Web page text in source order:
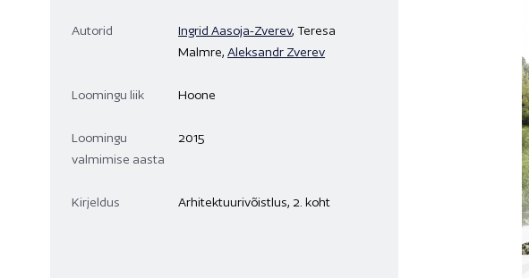
Autorid Ingrid Aasoja-Zverev, Teresa
Malmre,Aleksandr Zverev
Loomingu liik Hoone
Loomingu
valmimise aasta
2015
Kirjeldus Arhitektuurivõistlus, 2. koht